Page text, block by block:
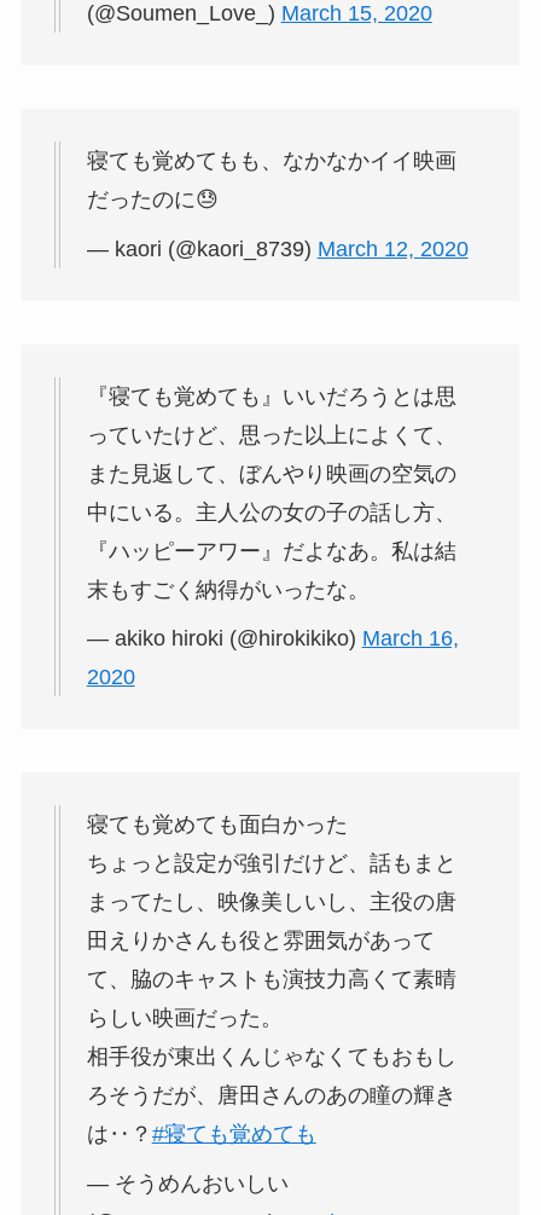
(@Soumen_Love_) March 15, 2020
寝ても覚めてもも、なかなかイイ映画
だったのに😓
— kaori (@kaori_8739) March 12, 2020
『寝ても覚めても』いいだろうとは思
っていたけど、思った以上によくて、
また見返して、ぼんやり映画の空気の
中にいる。主人公の女の子の話し方、
『ハッピーアワー』だよなあ。私は結
末もすごく納得がいったな。
— akiko hiroki (@hirokikiko) March 16,
2020
寝ても覚めても面白かった
ちょっと設定が強引だけど、話もまと
まってたし、映像美しいし、主役の唐
田えりかさんも役と雰囲気があって
て、脇のキャストも演技力高くて素晴
らしい映画だった。
相手役が東出くんじゃなくてもおもし
ろそうだが、唐田さんのあの瞳の輝き
は‥？ #寝ても覚めても
— そうめんおいしい